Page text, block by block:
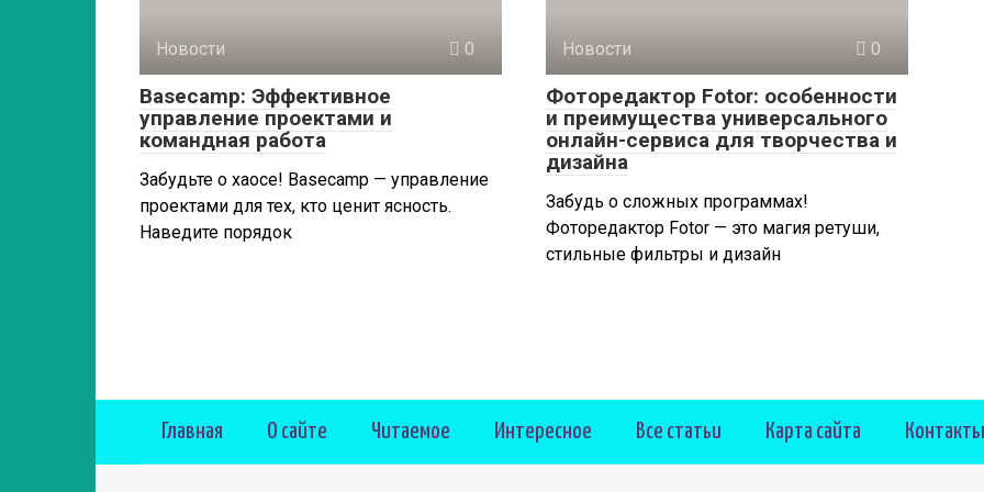
Новости 0
Basecamp: Эффективное
управление проектами и
командная работа
Забудьте о хаосе! Basecamp — управление
проектами для тех, кто ценит ясность.
Наведите порядок
Новости 0
Фоторедактор Fotor: особенности
и преимущества универсального
онлайн-сервиса для творчества и
дизайна
Забудь о сложных программах!
Фоторедактор Fotor — это магия ретуши,
стильные фильтры и дизайн
Главная О сайте Читаемое Интересное Все статьи Карта сайта Контакты